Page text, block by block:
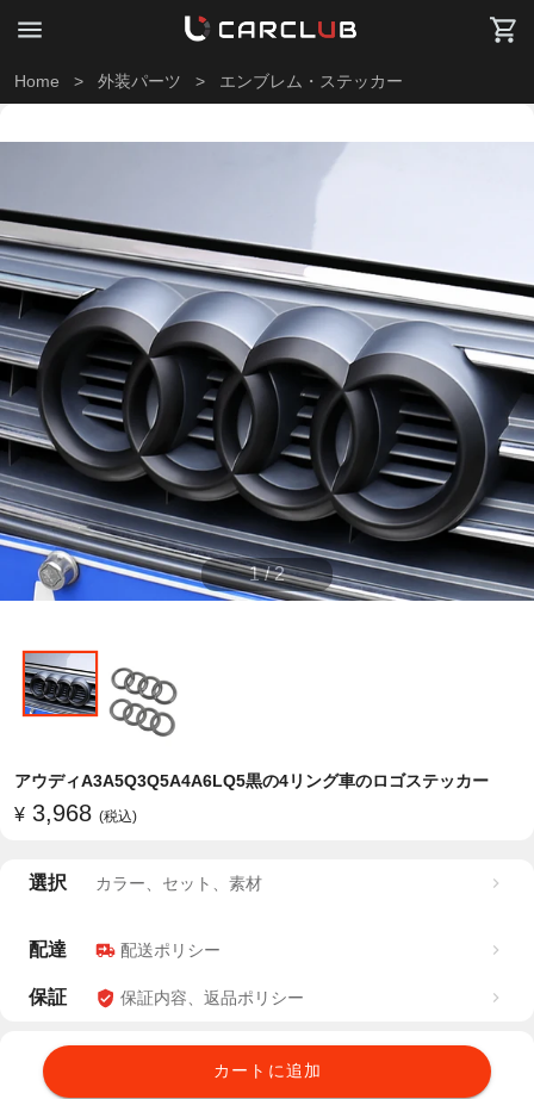
Home > 外装パーツ > エンブレム・ステッカー
1 / 2
アウディA3A5Q3Q5A4A6LQ5黒の4リング車のロゴステッカー
¥ 3,968 (税込)
選択 カラー、セット、素材
配達 配送ポリシー
保証 保証内容、返品ポリシー
カートに追加